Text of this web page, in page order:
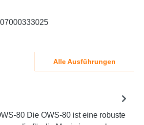
07000333025
Alle Ausführungen
80 Die OWS-80 ist eine robuste